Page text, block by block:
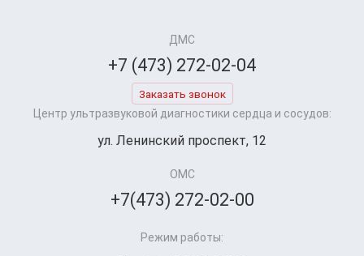
ДМС
+7 (473) 272-02-04
Заказать звонок
Центр ультразвуковой диагностики сердца и сосудов:
ул. Ленинский проспект, 12
ОМС
+7(473) 272-02-00
Режим работы: